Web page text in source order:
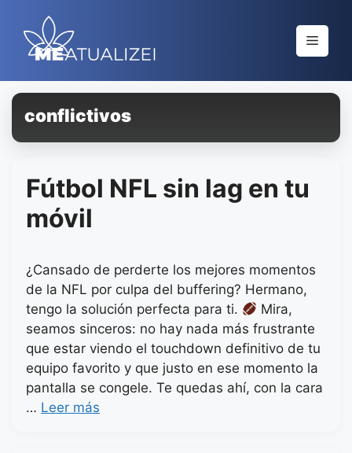
contenido
Menú
conflictivos
Fútbol NFL sin lag en tu
móvil
¿Cansado de perderte los mejores momentos
de la NFL por culpa del buffering? Hermano,
tengo la solución perfecta para ti.
Mira,
seamos sinceros: no hay nada más frustrante
que estar viendo el touchdown definitivo de tu
equipo favorito y que justo en ese momento la
pantalla se congele. Te quedas ahí, con la cara
… Leer más